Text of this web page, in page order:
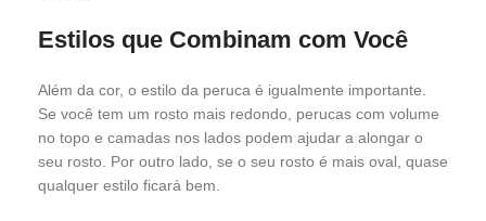
Estilos que Combinam com Você
Além da cor, o estilo da peruca é igualmente importante.
Se você tem um rosto mais redondo, perucas com volume
no topo e camadas nos lados podem ajudar a alongar o
seu rosto. Por outro lado, se o seu rosto é mais oval, quase
qualquer estilo ficará bem.